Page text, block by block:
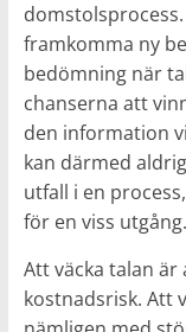
framkomma ny
bedömning när
chanserna att
den information
kan därmed
utfall i en
för en viss utgång.
Att väcka talan
kostnadsrisk. Att